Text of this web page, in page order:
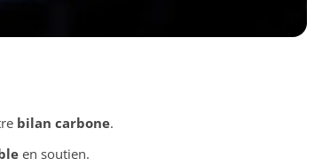
bilan carbone.
en soutien.